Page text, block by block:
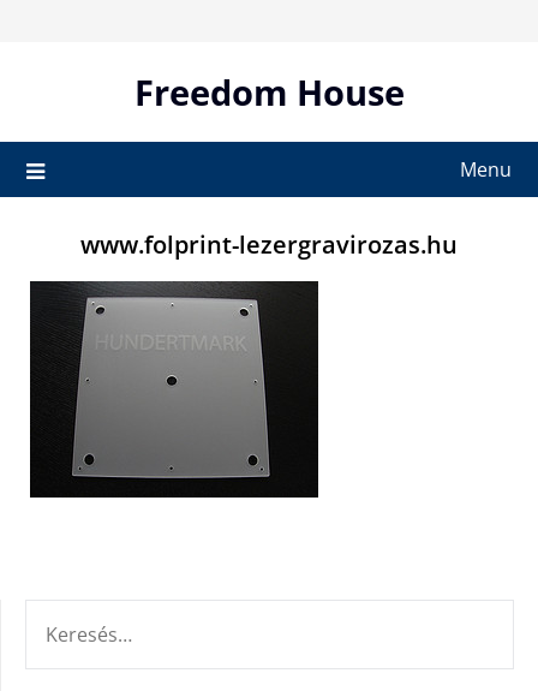
Freedom House
Menu
www.folprint-lezergravirozas.hu